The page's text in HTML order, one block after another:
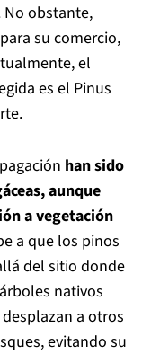
No obstante,
su comercio,
el
es el Pinus
han sido
aunque
a vegetación
a que los pinos
del sitio donde
nativos
a otros
evitando su